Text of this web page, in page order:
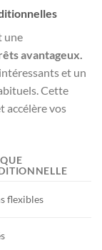
une
avantageux.
et un
Cette
accélère vos
flexibles